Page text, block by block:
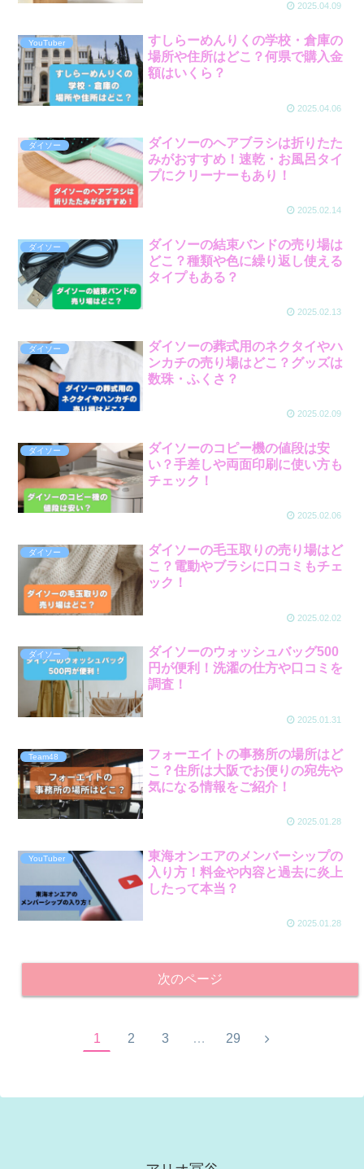
2025.04.09
YouTuber
すしらーめんりくの学校・倉庫の
場所や住所はどこ？何県で購入金
額はいくら？
2025.04.06
ダイソー
ダイソーのヘアブラシは折りたた
みがおすすめ！速乾・お風呂タイ
プにクリーナーもあり！
2025.02.14
ダイソー
ダイソーの結束バンドの売り場は
どこ？種類や色に繰り返し使える
タイプもある？
2025.02.13
ダイソー
ダイソーの葬式用のネクタイやハ
ンカチの売り場はどこ？グッズは
数珠・ふくさ？
2025.02.09
ダイソー
ダイソーのコピー機の値段は安
い？手差しや両面印刷に使い方も
チェック！
2025.02.06
ダイソー
ダイソーの毛玉取りの売り場はど
こ？電動やブラシに口コミもチェ
ック！
2025.02.02
ダイソー
ダイソーのウォッシュバッグ500
円が便利！洗濯の仕方や口コミを
調査！
2025.01.31
Team48
フォーエイトの事務所の場所はど
こ？住所は大阪でお便りの宛先や
気になる情報をご紹介！
2025.01.28
YouTuber
東海オンエアのメンバーシップの
入り方！料金や内容と過去に炎上
したって本当？
2025.01.28
次のページ
1 2 3 … 29
次